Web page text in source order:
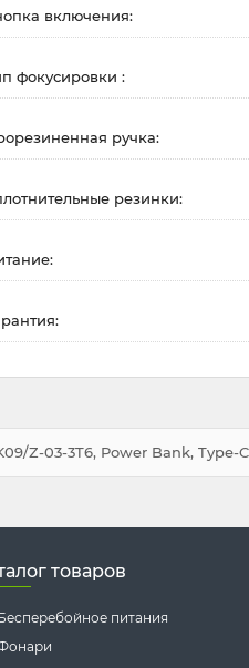
включения:
фокусировки :
ручка:
резинки:
Z-03-3T6, Power Bank, Type-
товаров
питания